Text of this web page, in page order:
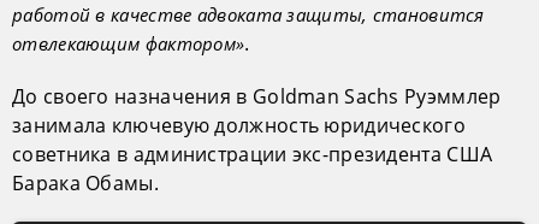
работой в качестве адвоката защиты, становится
отвлекающим фактором».
До своего назначения в Goldman Sachs Руэммлер
занимала ключевую должность юридического
советника в администрации экс-президента США
Барака Обамы.